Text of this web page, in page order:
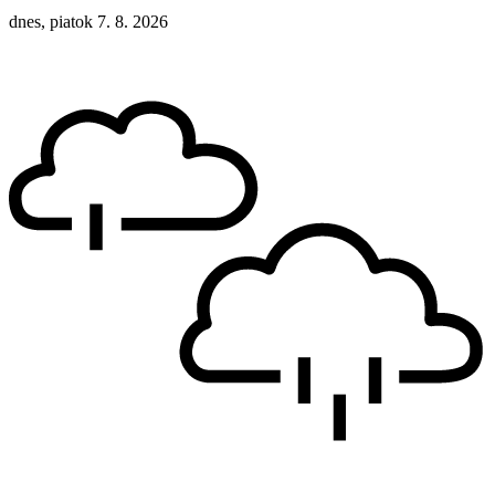
dnes, piatok 7. 8. 2026